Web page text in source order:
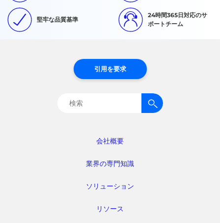
堅牢な品質基準
24時間365日対応のサ
ポートチーム
会社概要
業界の専門知識
ソリューション
リソース
引用を要求
検